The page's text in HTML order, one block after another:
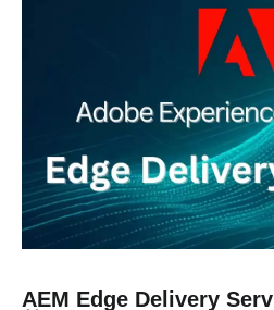
AEM Edge Delivery